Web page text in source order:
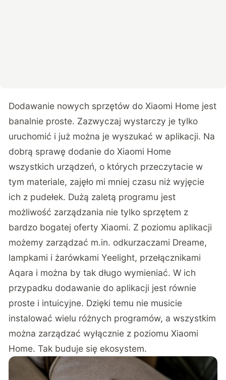
Dodawanie nowych sprzętów do Xiaomi Home jest
banalnie proste. Zazwyczaj wystarczy je tylko
uruchomić i już można je wyszukać w aplikacji. Na
dobrą sprawę dodanie do Xiaomi Home
wszystkich urządzeń, o których przeczytacie w
tym materiale, zajęło mi mniej czasu niż wyjęcie
ich z pudełek. Dużą zaletą programu jest
możliwość zarządzania nie tylko sprzętem z
bardzo bogatej oferty Xiaomi. Z poziomu aplikacji
możemy zarządzać m.in. odkurzaczami Dreame,
lampkami i żarówkami Yeelight, przełącznikami
Aqara i można by tak długo wymieniać. W ich
przypadku dodawanie do aplikacji jest równie
proste i intuicyjne. Dzięki temu nie musicie
instalować wielu różnych programów, a wszystkim
można zarządzać wyłącznie z poziomu Xiaomi
Home. Tak buduje się ekosystem.